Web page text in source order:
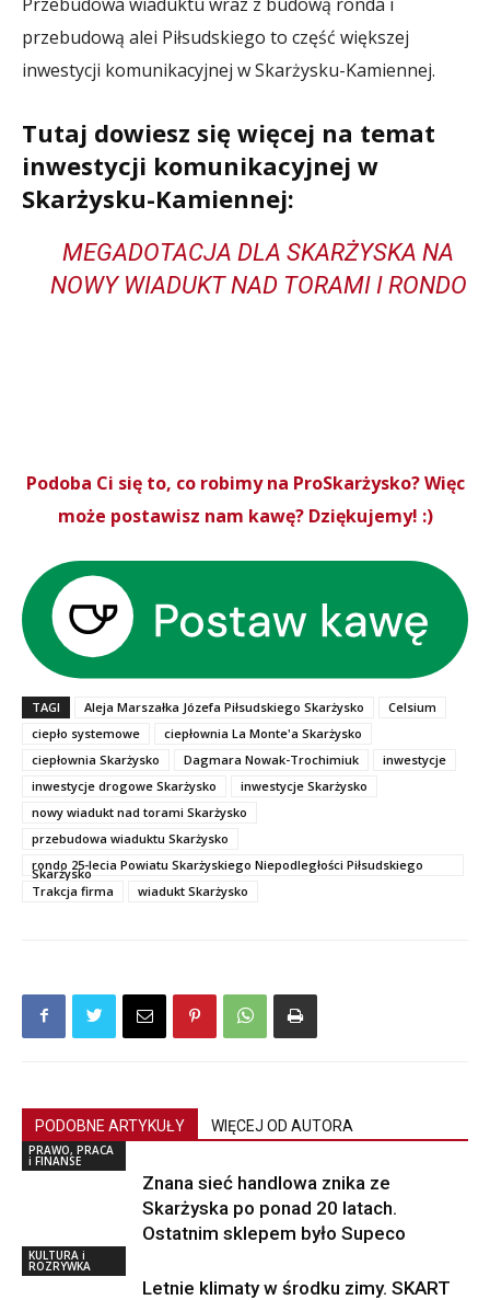
przebudową alei Piłsudskiego to część większej
inwestycji komunikacyjnej w Skarżysku-Kamiennej.
Tutaj dowiesz się więcej na temat
inwestycji komunikacyjnej w
Skarżysku-Kamiennej:
MEGADOTACJA DLA SKARŻYSKA NA
NOWY WIADUKT NAD TORAMI I RONDO
Podoba Ci się to, co robimy na ProSkarżysko? Więc
może postawisz nam kawę? Dziękujemy! :)
TAGI Aleja Marszałka Józefa Piłsudskiego Skarżysko
Celsium
ciepło systemowe
ciepłownia La Monte'a Skarżysko
ciepłownia Skarżysko
Dagmara Nowak-Trochimiuk
inwestycje
inwestycje drogowe Skarżysko
inwestycje Skarżysko
nowy wiadukt nad torami Skarżysko
przebudowa wiaduktu Skarżysko
rondo 25-lecia Powiatu Skarżyskiego Niepodległości Piłsudskiego
Skarżysko
Trakcja firma
wiadukt Skarżysko
PODOBNE ARTYKUŁY WIĘCEJ OD AUTORA
PRAWO, PRACA
i FINANSE
Znana sieć handlowa znika ze
Skarżyska po ponad 20 latach.
Ostatnim sklepem było Supeco
KULTURA i
ROZRYWKA
Letnie klimaty w środku zimy. SKART